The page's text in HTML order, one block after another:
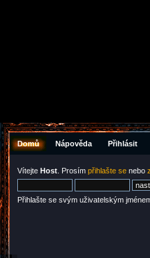
Domů Nápověda Přihlásit
Vítejte Host . Prosím přihlašte se nebo
Přihlašte se svým uživatelským